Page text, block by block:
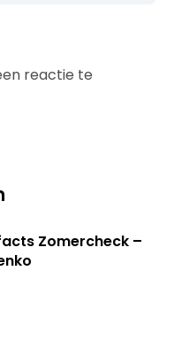
reactie te
Zomercheck –